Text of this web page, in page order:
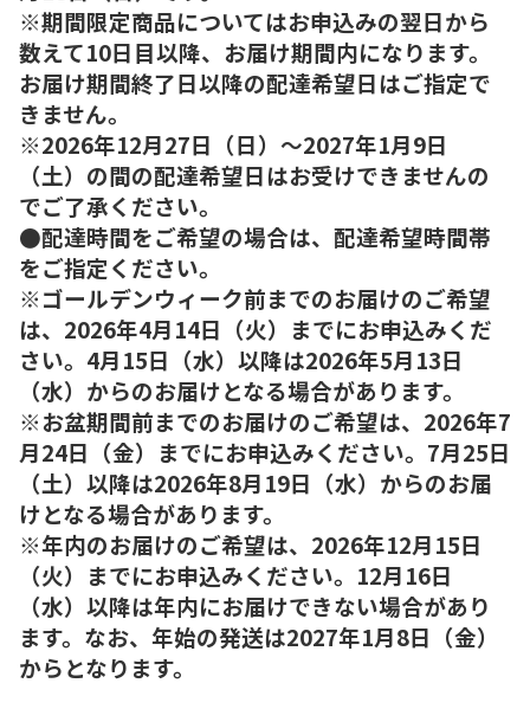
※期間限定商品についてはお申込みの翌日から
数えて10日目以降、お届け期間内になります。
お届け期間終了日以降の配達希望日はご指定で
きません。
※2026年12月27日（日）～2027年1月9日
（土）の間の配達希望日はお受けできませんの
でご了承ください。
●配達時間をご希望の場合は、配達希望時間帯
をご指定ください。
※ゴールデンウィーク前までのお届けのご希望
は、2026年4月14日（火）までにお申込みくだ
さい。4月15日（水）以降は2026年5月13日
（水）からのお届けとなる場合があります。
※お盆期間前までのお届けのご希望は、2026年7
月24日（金）までにお申込みください。7月25日
（土）以降は2026年8月19日（水）からのお届
けとなる場合があります。
※年内のお届けのご希望は、2026年12月15日
（火）までにお申込みください。12月16日
（水）以降は年内にお届けできない場合があり
ます。なお、年始の発送は2027年1月8日（金）
からとなります。